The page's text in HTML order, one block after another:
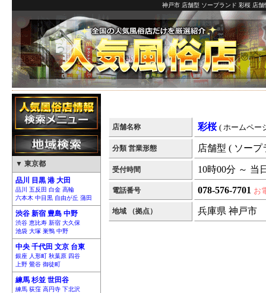
神戸市 店舗型 ソープランド 彩桜 店
▼ 東京都
品川 目黒 港 大田
品川 五反田 白金 高輪
六本木 中目黒 自由が丘 蒲田
渋谷 新宿 豊島 中野
渋谷 恵比寿 新宿 大久保
池袋 大塚 巣鴨 中野
中央 千代田 文京 台東
銀座 人形町 秋葉原 四谷
上野 鶯谷 御徒町
練馬 杉並 世田谷
練馬 荻窪 高円寺 下北沢
店舗名称 彩桜 ( ホームペー
分類 営業形態 店舗型 ( ソープ
受付時間 10時00分 ～ 当
電話番号 078-576-7701 お
地域 （拠点） 兵庫県 神戸市